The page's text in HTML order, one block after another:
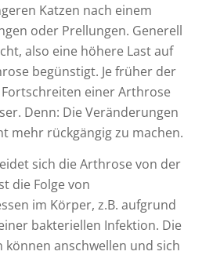
Katzen nach einem
oder Prellungen. Generell
also eine höhere Last auf
begünstigt. Je früher der
einer Arthrose
Denn: Die Veränderungen
mehr rückgängig zu machen.
sich die Arthrose von der
die Folge von
im Körper, z.B. aufgrund
bakteriellen Infektion. Die
anschwellen und sich